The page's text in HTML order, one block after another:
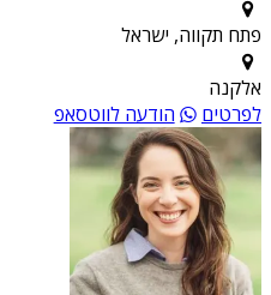
פתח תקווה, ישראל
אלקנה
לפרטים
הודעה לווטסאפ